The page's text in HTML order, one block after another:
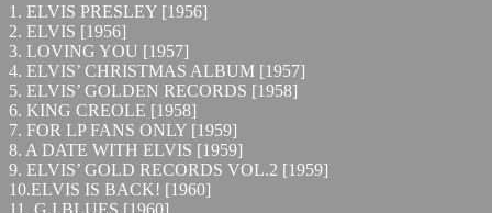
1. ELVIS PRESLEY [1956]
2. ELVIS [1956]
3. LOVING YOU [1957]
4. ELVIS’ CHRISTMAS ALBUM [1957]
5. ELVIS’ GOLDEN RECORDS [1958]
6. KING CREOLE [1958]
7. FOR LP FANS ONLY [1959]
8. A DATE WITH ELVIS [1959]
9. ELVIS’ GOLD RECORDS VOL.2 [1959]
10.ELVIS IS BACK! [1960]
11. G.I.BLUES [1960]